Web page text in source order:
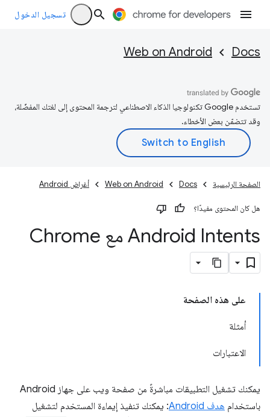
تسجيل الدخول
Docs
Web on Android
تستخدم Google تكنولوجيا الذكاء الاصطناعي لترجمة المحتوى إلى لغتك المفضّلة،
وقد تتضمّن بعض الأخطاء.
الصفحة الرئيسية Docs
Web on Android أغراض Android
هل كان المحتوى مفيدًا؟
Android Intents مع Chrome
على هذه الصفحة
أمثلة
الاعتبارات
يمكنك تشغيل التطبيقات مباشرةً من صفحة ويب على جهاز Android
باستخدام هدف Android
: يمكنك تنفيذ إيماءة المستخدم لتشغيل